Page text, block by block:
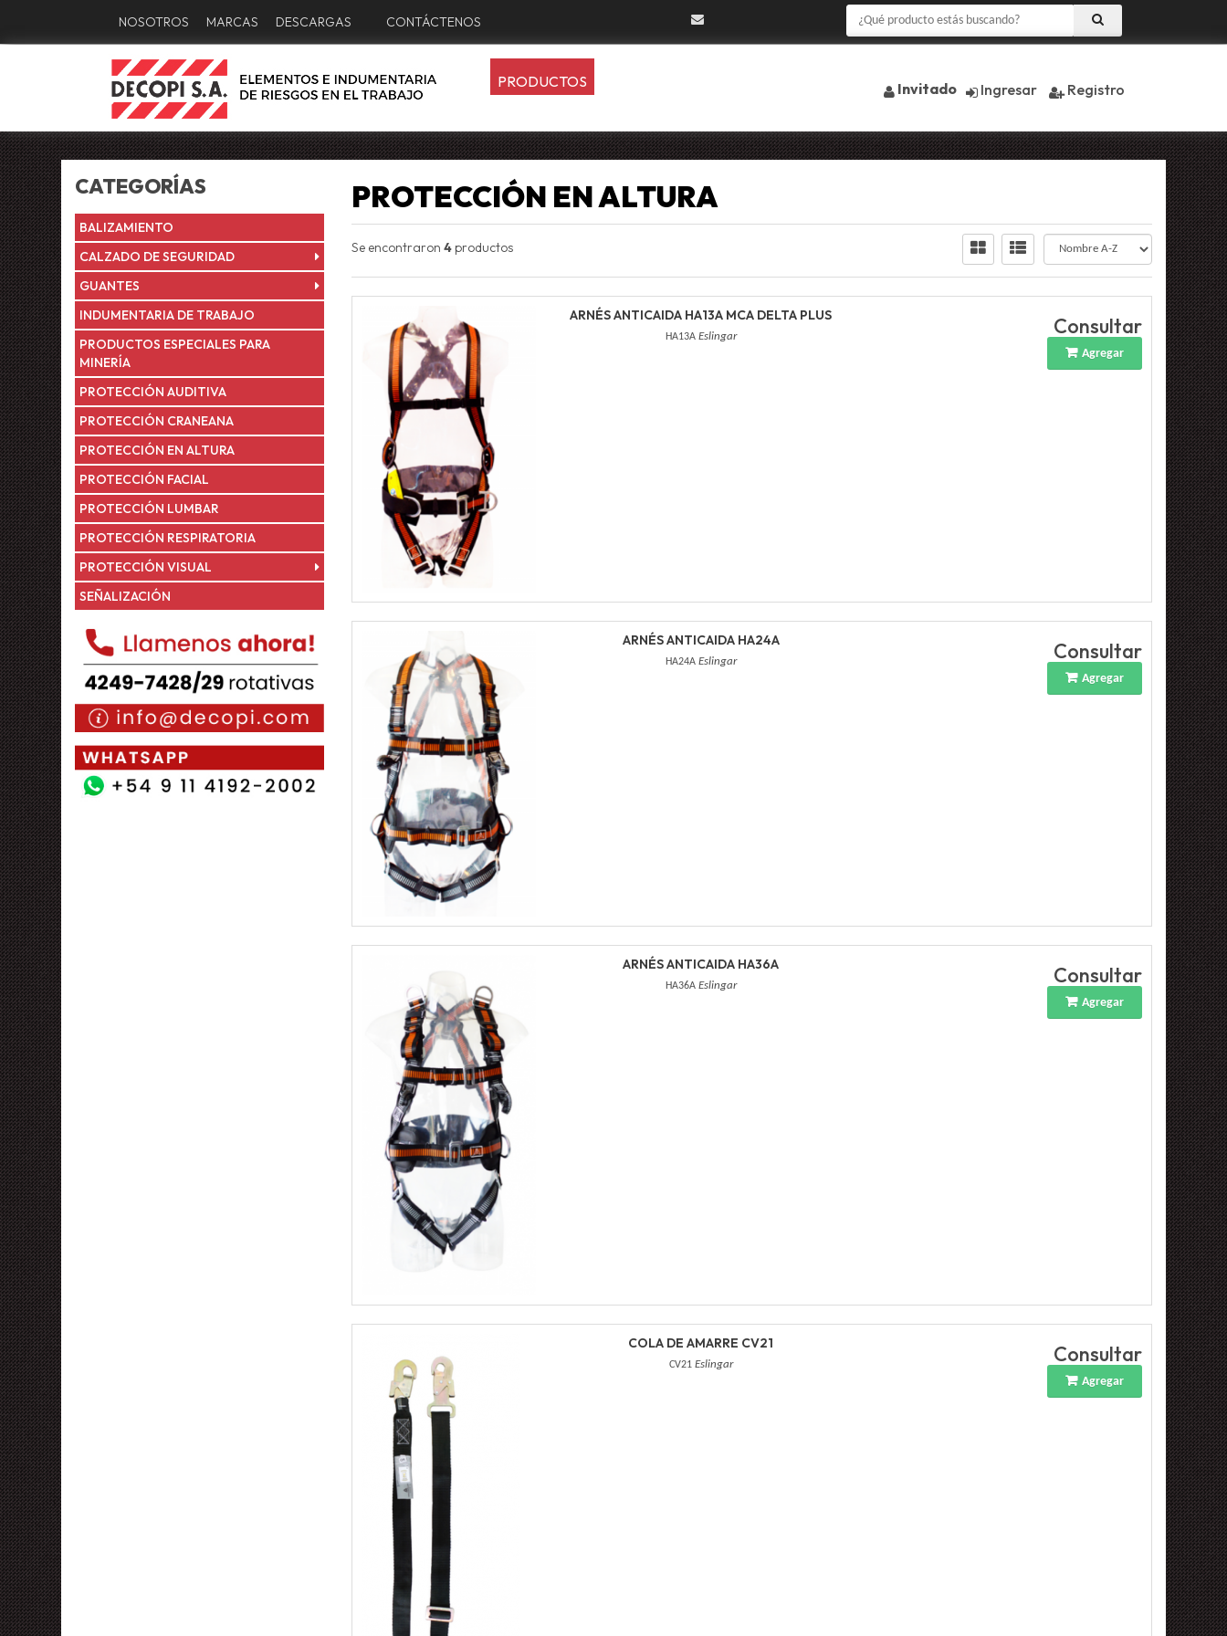
NOSOTROS MARCAS DESCARGAS CONTÁCTENOS
Invitado Ingresar Registro
PRODUCTOS
CATEGORÍAS
BALIZAMIENTO
CALZADO DE SEGURIDAD
GUANTES
INDUMENTARIA DE TRABAJO
PRODUCTOS ESPECIALES PARA
MINERÍA
PROTECCIÓN AUDITIVA
PROTECCIÓN CRANEANA
PROTECCIÓN EN ALTURA
PROTECCIÓN FACIAL
PROTECCIÓN LUMBAR
PROTECCIÓN RESPIRATORIA
PROTECCIÓN VISUAL
SEÑALIZACIÓN
PROTECCIÓN EN ALTURA
Se encontraron 4productos
ARNÉS ANTICAIDA HA13A MCA DELTA PLUS
HA13A Eslingar Consultar
Agregar
ARNÉS ANTICAIDA HA24A
HA24A Eslingar Consultar
Agregar
ARNÉS ANTICAIDA HA36A
HA36A Eslingar Consultar
Agregar
COLA DE AMARRE CV21
CV21 Eslingar Consultar
Agregar